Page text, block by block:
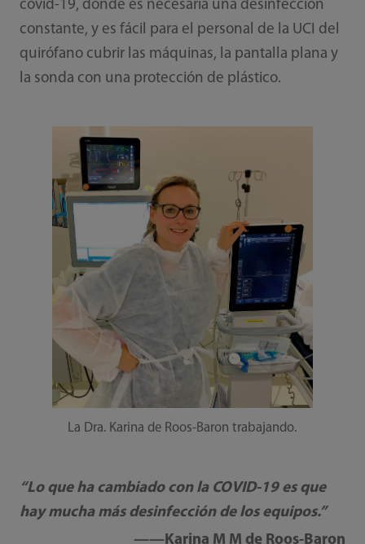
covid-19, donde es necesaria una desinfección
constante, y es fácil para el personal de la UCI del
quirófano cubrir las máquinas, la pantalla plana y
la sonda con una protección de plástico.
La Dra. Karina de Roos-Baron trabajando.
“Lo que ha cambiado con la COVID-19 es que
hay mucha más desinfección de los equipos.”
——Karina M M de Roos-Baron